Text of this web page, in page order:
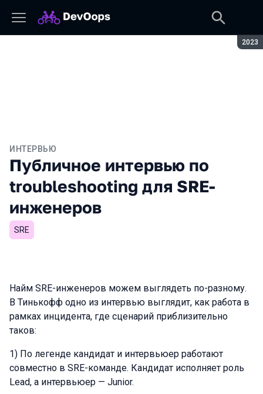
2023
ИНТЕРВЬЮ
Публичное интервью по
troubleshooting для SRE-
инженеров
SRE
Найм SRE-инженеров можем выглядеть по-разному.
В Тинькофф одно из интервью выглядит, как работа в
рамках инцидента, где сценарий приблизительно
таков:
1) По легенде кандидат и интервьюер работают
совместно в SRE-команде. Кандидат исполняет роль
Lead, а интервьюер — Junior.